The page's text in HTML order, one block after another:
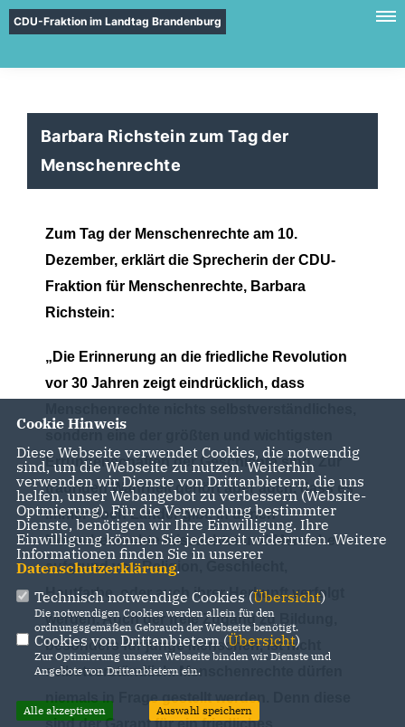
CDU-Fraktion im Landtag Brandenburg
Barbara Richstein zum Tag der
Menschenrechte
Zum Tag der Menschenrechte am 10.
Dezember, erklärt die Sprecherin der CDU-
Fraktion für Menschenrechte, Barbara
Richstein:
Die Erinnerung an die friedliche Revolution
vor 30 Jahren zeigt eindrücklich, dass
Errungenschaften der Geschichte sind. Zur
traurigen Wahrheit gehört aber auch, dass es
immer noch Länder gibt, in denen
Menschenrechte missachtet und Menschen
aufgrund von Religion, Geschlecht,
Hautfarbe, oder auch ihrer Herkunft verfolgt
werden. Auch der freie Zugang zu Bildung,
besonders für junge Menschen, ist nicht
selbstverständlich. Menschenrechte dürfen
niemals in Frage gestellt werden. Denn diese
sind der Garant für ein friedliches
Cookie Hinweis
Diese Webseite verwendet Cookies, die notwendig
sind, um die Webseite zu nutzen. Weiterhin
verwenden wir Dienste von Drittanbietern, die uns
helfen, unser Webangebot zu verbessern (Website-
Optmierung). Für die Verwendung bestimmter
Dienste, benötigen wir Ihre Einwilligung. Ihre
Einwilligung können Sie jederzeit widerrufen. Weitere
Informationen finden Sie in unserer
Datenschutzerklärung.
Technisch notwendige Cookies (Übersicht)
Die notwendigen Cookies werden allein für den
ordnungsgemäßen Gebrauch der Webseite benötigt.
Cookies von Drittanbietern (Übersicht)
Zur Optimierung unserer Webseite binden wir Dienste und
Angebote von Drittanbietern ein.
Alle akzeptieren Auswahl speichern